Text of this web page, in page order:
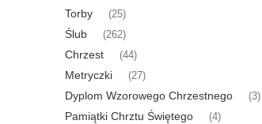
Torby (25)
Ślub (262)
Chrzest (44)
Metryczki (27)
Dyplom Wzorowego Chrzestnego (3)
Pamiątki Chrztu Świętego (4)